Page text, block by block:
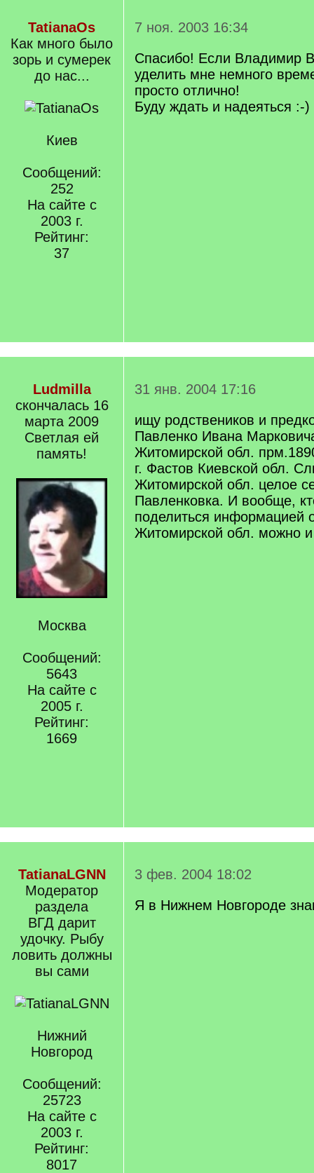
TatianaOs
Как много было
зорь и сумерек
до нас...
Киев
Сообщений:
252
На сайте с
2003 г.
Рейтинг:
37
7 ноя. 2003 16:34
Спасибо! Если Владимир
уделить мне немного
просто отлично!
Буду ждать и надеяться :-)
Ludmilla
скончалась 16
марта 2009
Светлая ей
память!
Москва
Сообщений:
5643
На сайте с
2005 г.
Рейтинг:
1669
31 янв. 2004 17:16
ищу родствеников и
Павленко Ивана
Житомирской обл.
г. Фастов Киевской обл.
Житомирской обл. целое
Павленковка. И вообще,
поделиться информацией
Житомирской обл. можно
TatianaLGNN
Модератор
раздела
ВГД дарит
удочку. Рыбу
ловить должны
вы сами
Нижний
Новгород
Сообщений:
25723
На сайте с
2003 г.
Рейтинг:
8017
3 фев. 2004 18:02
Я в Нижнем Новгороде